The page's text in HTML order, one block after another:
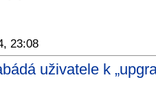
23:08
uživatele k